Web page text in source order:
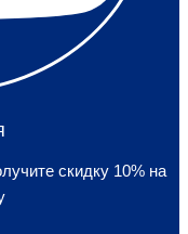
скидку 10% на